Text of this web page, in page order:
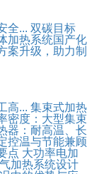
全... 双碳目标
加热系统国产化
案升级，助力制
高... 集束式加热
密度：大型集束
器：耐高温、长
控温与节能兼顾
点 大功率电加
加热系统设计